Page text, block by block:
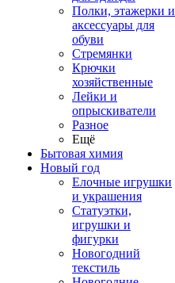
Полки, этажерки и
аксессуары для
обуви
Стремянки
Крючки
хозяйственные
Лейки и
опрыскиватели
Разное
Ещё
Бытовая химия
Новый год
Елочные игрушки
и украшения
Статуэтки,
игрушки и
фигурки
Новогодний
текстиль